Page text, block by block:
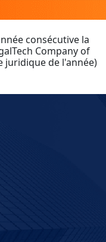
consécutive la
Company of
juridique de l'année)